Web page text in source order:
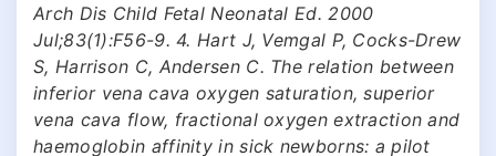
Arch Dis Child Fetal Neonatal Ed. 2000
Jul;83(1):F56-9. 4. Hart J, Vemgal P, Cocks-Drew
S, Harrison C, Andersen C. The relation between
inferior vena cava oxygen saturation, superior
vena cava flow, fractional oxygen extraction and
haemoglobin affinity in sick newborns: a pilot